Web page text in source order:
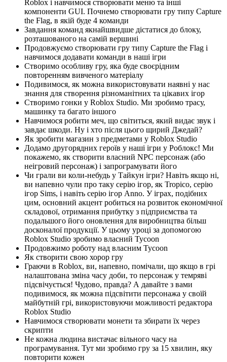
Roblox і навчимося створювати меню та інші
компоненти GUI. Почнемо створювати гру типу Capture
the Flag, в якій буде 4 команди
Завдання команд якнайшвидше дістатися до блоку,
розташованого на самій вершині
Продовжуємо створювати гру типу Capture the Flag і
навчимося додавати команди в наші ігри
Створимо особливу гру, яка буде своєрідним
повторенням вивченого матеріалу
Подивимося, як можна використовувати наявні у нас
знання для створення різноманітних та цікавих ігор
Створимо гонки у Roblox Studio. Ми зробимо трасу,
машинку та багато іншого
Навчимося робити меч, що світиться, який видає звук і
завдає шкоди. Ну і хто після цього щирий Джедай?
Як зробити магазин з предметами у Roblox Studio
Додамо другорядних героїв у наші ігри у Роблокс! Ми
покажемо, як створити власний NPC персонаж (або
неігровий персонаж) і запрограмувати його
Чи грали ви коли-небудь у Тайкун ігри? Навіть якщо ні,
ви напевно чули про таку серію ігор, як Tropico, серію
ігор Sims, і навіть серію ігор Anno. У іграх, подібних
цим, основний акцент робиться на розвиток економічної
складової, отримання прибутку з підприємства та
подальшого його оновлення для виробництва більш
досконалої продукції. У цьому уроці за допомогою
Roblox Studio зробимо власний Tycoon
Продовжимо роботу над власним Tycoon
Як створити свою хорор гру
Граючи в Roblox, ви, напевно, помічали, що якщо в грі
налаштована зміна часу доби, то персонаж у темряві
підсвічується! Чудово, правда? А давайте з вами
подивимося, як можна підсвітити персонажа у своїй
майбутній грі, використовуючи можливості редактора
Roblox Studio
Навчимося створювати монети та збирати їх через
скрипти
Не кожна людина вистачає вільного часу на
програмування. Тут ми зробимо гру за 15 хвилин, яку
повторити кожен